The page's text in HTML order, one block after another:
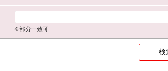
※部分一致可